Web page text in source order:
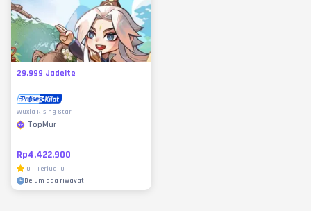
29.999 Jadeite
Wuxia Rising Star
TopMur
Rp4.422.900
0 | Terjual 0
Belum ada riwayat